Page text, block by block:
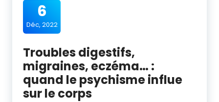
6
Déc, 2022
Troubles digestifs,
migraines, eczéma… :
quand le psychisme influe
sur le corps